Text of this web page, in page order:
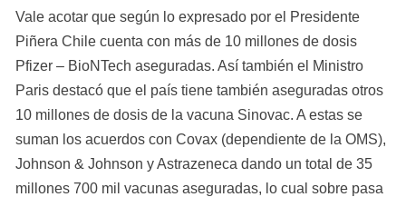
Vale acotar que según lo expresado por el Presidente
Piñera Chile cuenta con más de 10 millones de dosis
Pfizer – BioNTech aseguradas. Así también el Ministro
Paris destacó que el país tiene también aseguradas otros
10 millones de dosis de la vacuna Sinovac. A estas se
suman los acuerdos con Covax (dependiente de la OMS),
Johnson & Johnson y Astrazeneca dando un total de 35
millones 700 mil vacunas aseguradas, lo cual sobre pasa